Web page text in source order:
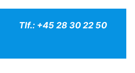
Tlf.: +45 28 30 22 50